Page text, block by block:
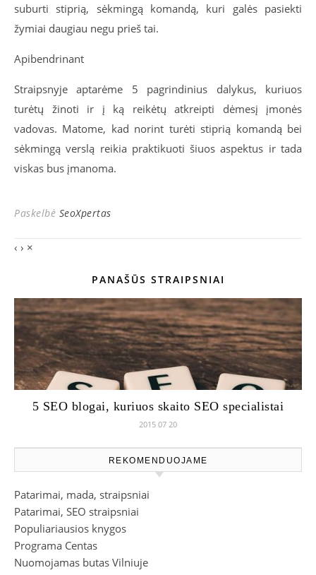
suburti stiprią, sėkmingą komandą, kuri galės pasiekti
žymiai daugiau negu prieš tai.
Apibendrinant
Straipsnyje aptarėme 5 pagrindinius dalykus, kuriuos
turėtų žinoti ir į ką reikėtų atkreipti dėmesį įmonės
vadovas. Matome, kad norint turėti stiprią komandą bei
sėkmingą verslą reikia praktikuoti šiuos aspektus ir tada
viskas bus įmanoma.
Paskelbė SeoXpertas
‹ › ×
PANAŠŪS STRAIPSNIAI
5 SEO blogai, kuriuos skaito SEO specialistai
2015 07 20
REKOMENDUOJAME
Patarimai, mada, straipsniai
Patarimai, SEO straipsniai
Populiariausios knygos
Programa Centas
Nuomojamas butas Vilniuje